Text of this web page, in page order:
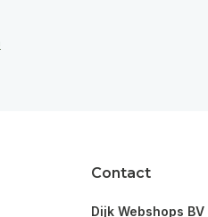
Contact
Dijk Webshops BV